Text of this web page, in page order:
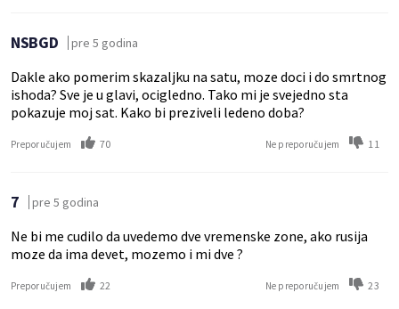
NSBGD pre 5 godina
Dakle ako pomerim skazaljku na satu, moze doci i do smrtnog
ishoda? Sve je u glavi, ocigledno. Tako mi je svejedno sta
pokazuje moj sat. Kako bi preziveli ledeno doba?
Preporučujem 70 Ne preporučujem 11
7 pre 5 godina
Ne bi me cudilo da uvedemo dve vremenske zone, ako rusija
moze da ima devet, mozemo i mi dve ?
Preporučujem 22 Ne preporučujem 23